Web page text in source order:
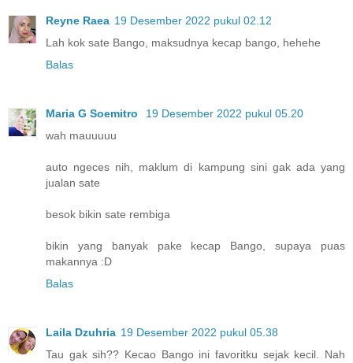
Reyne Raea 19 Desember 2022 pukul 02.12
Lah kok sate Bango, maksudnya kecap bango, hehehe
Balas
Maria G Soemitro
19 Desember 2022 pukul 05.20
wah mauuuuu
auto ngeces nih, maklum di kampung sini gak ada yang
jualan sate
besok bikin sate rembiga
bikin yang banyak pake kecap Bango, supaya puas
makannya :D
Balas
Laila Dzuhria 19 Desember 2022 pukul 05.38
Tau gak sih?? Kecao Bango ini favoritku sejak kecil. Nah